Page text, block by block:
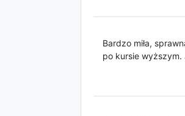
Bardzo miła,
po kursie